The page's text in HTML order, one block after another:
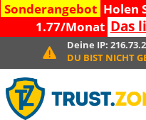
Sonderangebot Holen
1.77/Monat Das
Deine IP:
DU BIST NICHT